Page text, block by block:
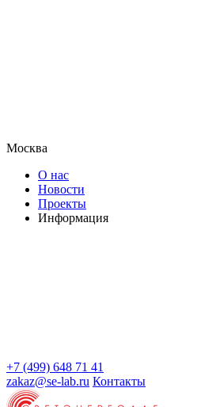
Москва
О нас
Новости
Проекты
Информация
+7 (499) 648 71 41
zakaz@se-lab.ru Контакты